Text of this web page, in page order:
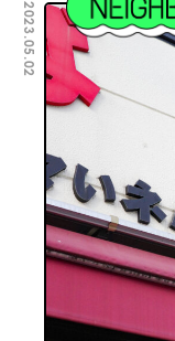
2023.05.02